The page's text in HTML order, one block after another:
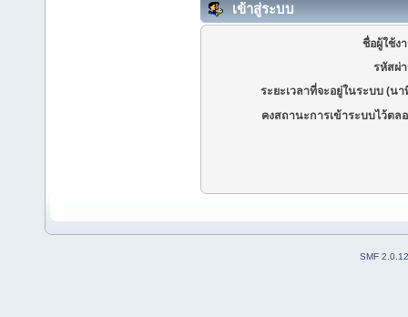
เข้าสู่ระบบ
ชื่อผู้ใช้ง
รหัสผ่
ระยะเวลาที่จะอยู่ในระบบ (นา
คงสถานะการเข้าระบบไว้ตล
SMF 2.0.12